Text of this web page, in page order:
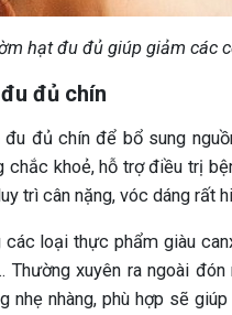
hạt đu đủ giúp giảm các
đủ chín
đủ chín để bổ sung
chắc khoẻ, hỗ trợ điều trị
trì cân nặng, vóc dáng rất
loại thực phẩm giàu
Thường xuyên ra ngoài
nhẹ nhàng, phù hợp sẽ